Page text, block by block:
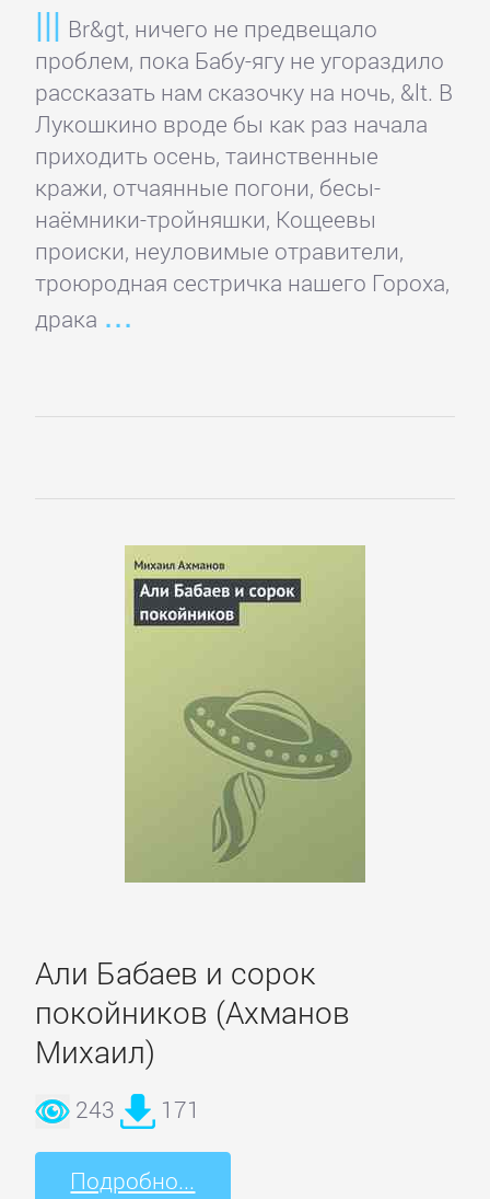
Br&gt, ничего не предвещало
проблем, пока Бабу-ягу не угораздило
рассказать нам сказочку на ночь, &lt. В
Лукошкино вроде бы как раз начала
приходить осень, таинственные
кражи, отчаянные погони, бесы-
наёмники-тройняшки, Кощеевы
происки, неуловимые отравители,
троюродная сестричка нашего Гороха,
драка
Али Бабаев и сорок
покойников (Ахманов
Михаил)
243 171
Подробно...
романы
Эротическая
литература
НАУКА
Биология
Иностранные
Математика
литература
Социология
Техническая
литература